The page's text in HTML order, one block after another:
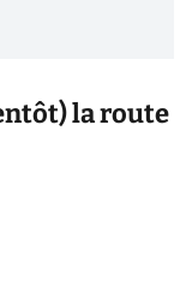
la route